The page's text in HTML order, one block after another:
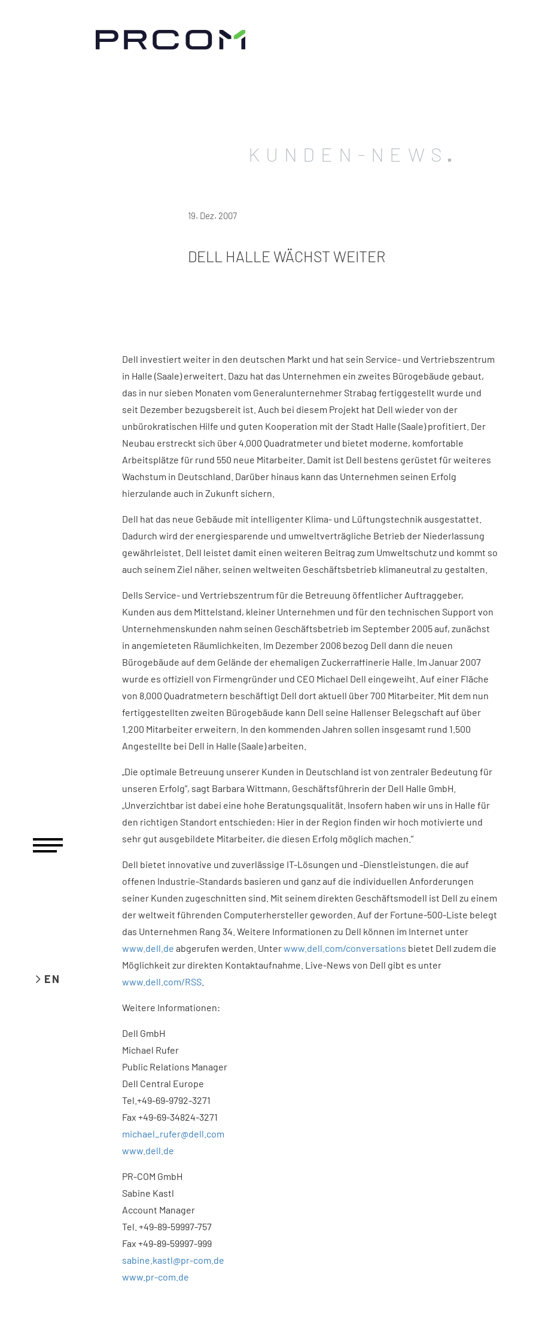
EN
KUNDEN-NEWS
19. Dez. 2007
DELL HALLE WÄCHST WEITER
Dell investiert weiter in den deutschen Markt und hat sein Service- und Vertriebszentrum
in Halle (Saale) erweitert. Dazu hat das Unternehmen ein zweites Bürogebäude gebaut,
das in nur sieben Monaten vom Generalunternehmer Strabag fertiggestellt wurde und
seit Dezember bezugsbereit ist. Auch bei diesem Projekt hat Dell wieder von der
unbürokratischen Hilfe und guten Kooperation mit der Stadt Halle (Saale) profitiert. Der
Neubau erstreckt sich über 4.000 Quadratmeter und bietet moderne, komfortable
Arbeitsplätze für rund 550 neue Mitarbeiter. Damit ist Dell bestens gerüstet für weiteres
Wachstum in Deutschland. Darüber hinaus kann das Unternehmen seinen Erfolg
hierzulande auch in Zukunft sichern.
Dell hat das neue Gebäude mit intelligenter Klima- und Lüftungstechnik ausgestattet.
Dadurch wird der energiesparende und umweltverträgliche Betrieb der Niederlassung
gewährleistet. Dell leistet damit einen weiteren Beitrag zum Umweltschutz und kommt so
auch seinem Ziel näher, seinen weltweiten Geschäftsbetrieb klimaneutral zu gestalten.
Dells Service- und Vertriebszentrum für die Betreuung öffentlicher Auftraggeber,
Kunden aus dem Mittelstand, kleiner Unternehmen und für den technischen Support von
Unternehmenskunden nahm seinen Geschäftsbetrieb im September 2005 auf, zunächst
in angemieteten Räumlichkeiten. Im Dezember 2006 bezog Dell dann die neuen
Bürogebäude auf dem Gelände der ehemaligen Zuckerraffinerie Halle. Im Januar 2007
wurde es offiziell von Firmengründer und CEO Michael Dell eingeweiht. Auf einer Fläche
von 8.000 Quadratmetern beschäftigt Dell dort aktuell über 700 Mitarbeiter. Mit dem nun
fertiggestellten zweiten Bürogebäude kann Dell seine Hallenser Belegschaft auf über
1.200 Mitarbeiter erweitern. In den kommenden Jahren sollen insgesamt rund 1.500
Angestellte bei Dell in Halle (Saale) arbeiten.
„Die optimale Betreuung unserer Kunden in Deutschland ist von zentraler Bedeutung für
unseren Erfolg”, sagt Barbara Wittmann, Geschäftsführerin der Dell Halle GmbH.
„Unverzichtbar ist dabei eine hohe Beratungsqualität. Insofern haben wir uns in Halle für
den richtigen Standort entschieden: Hier in der Region finden wir hoch motivierte und
sehr gut ausgebildete Mitarbeiter, die diesen Erfolg möglich machen.”
Dell bietet innovative und zuverlässige IT-Lösungen und -Dienstleistungen, die auf
offenen Industrie-Standards basieren und ganz auf die individuellen Anforderungen
seiner Kunden zugeschnitten sind. Mit seinem direkten Geschäftsmodell ist Dell zu einem
der weltweit führenden Computerhersteller geworden. Auf der Fortune-500-Liste belegt
das Unternehmen Rang 34. Weitere Informationen zu Dell können im Internet unter
www.dell.de abgerufen werden. Unterwww.dell.com/conversations bietet Dell zudem die
Möglichkeit zur direkten Kontaktaufnahme. Live-News von Dell gibt es unter
www.dell.com/RSS.
Weitere Informationen:
Dell GmbH
Michael Rufer
Public Relations Manager
Dell Central Europe
Tel.+49-69-9792-3271
Fax +49-69-34824-3271
michael_rufer@dell.com
www.dell.de
PR-COM GmbH
Sabine Kastl
Account Manager
Tel. +49-89-59997-757
Fax +49-89-59997-999
sabine.kastl@pr-com.de
www.pr-com.de